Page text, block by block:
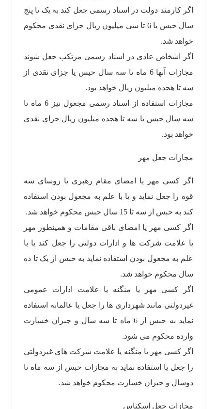
اگر کارمند دولت در اسناد رسمی جعل کند به یک تا پنج
سال حبس یا 6 تا سی میلیون ریال جزای نقدی محکوم
خواهد شد.
اگر اشخاص عادی در اسناد رسمی مرتکب جعل شوند
مجازات آنها 6 ماه تا سه سال حبس یا جزای نقدی از
سه تا هجده میلیون ریال خواهد بود.
مجازات استفاده از اسناد رسمی مجعول نیز 6 ماه تا
سه سال حبس یا سه تا هجده میلیون ریال جزای نقدی
خواهد بود.
مجازات جعل مهر
اگر کسی مهر یا امضای مقام رهبری یا روسای سه
قوه را جعل نماید و یا با علم به مجعول بودن استفاده
کند به حبس از سه تا 15 سال حبس محکوم خواهد شد.
اگر کسی مهر یا امضای باقی مقامات و همینطور مهر
یا علامت شرکت ها و ادارات دولتی را جعل کند یا با
علم به مجعول بودن استفاده نماید به حبس از یک تا ده
سال محکوم خواهد شد.
اگر کسی مهر یا منگنه یا علامت ادارات عمومی
غیردولتی مانند شهرداری ها را جعل یا عالمانه استفاده
نماید به حبس از 6 ماه تا سه سال و جبران خسارت
وارده محکوم می شود.
اگر کسی مهر یا منگنه یا علامت شرکت های غیردولتی
را جعل یا استفاده نماید به مجازات حبس از سه ماه تا
دوسال و جبران خسارت محکوم خواهد شد.
مجازات جعل اسکناس